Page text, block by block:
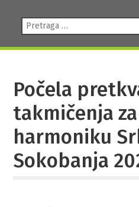
Pretraga:
Počela
takmičenja za
harmoniku
Sokobanja